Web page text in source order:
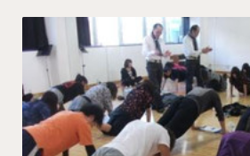
就職・デビュー
入試案内
学校情報